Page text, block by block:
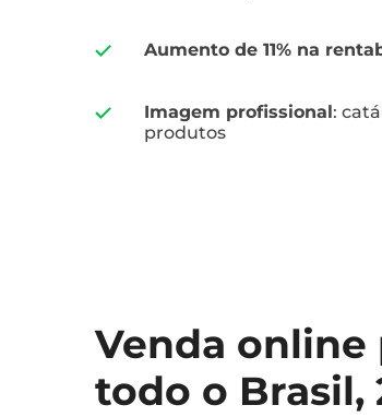
Aumento de 11% na
Imagem profissional:
produtos
Venda online
todo o Brasil,